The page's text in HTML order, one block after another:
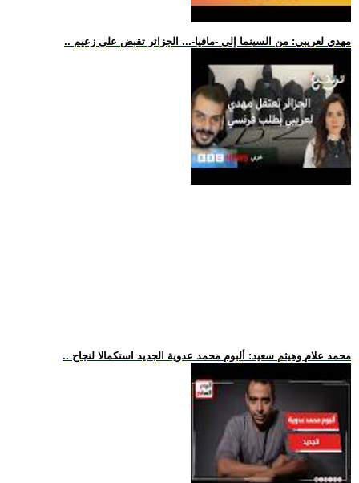
.. مهدي لعريبي: من السينما إلى -مافيا-... الجزائر تقبض على زعيم
.. محمد علام وهيثم سعيد: ألبوم محمد عدوية الجديد استكمالا لنجاح